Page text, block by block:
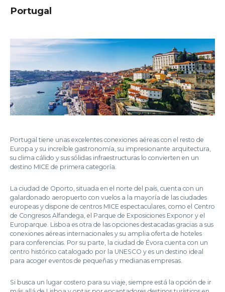
Portugal
Portugal tiene unas excelentes conexiones aéreas con el resto de
Europa y su increíble gastronomía, su impresionante arquitectura,
su clima cálido y sus sólidas infraestructuras lo convierten en un
destino MICE de primera categoría.
La ciudad de Oporto, situada en el norte del país, cuenta con un
galardonado aeropuerto con vuelos a la mayoría de las ciudades
europeas y dispone de centros MICE espectaculares, como el Centro
de Congresos Alfandega, el Parque de Exposiciones Exponor y el
Europarque. Lisboa es otra de las opciones destacadas gracias a sus
conexiones aéreas internacionales y su amplia oferta de hoteles
para conferencias. Por su parte, la ciudad de Évora cuenta con un
centro histórico catalogado por la UNESCO y es un destino ideal
para acoger eventos de pequeñas y medianas empresas.
Si busca un lugar costero para su viaje, siempre está la opción de ir